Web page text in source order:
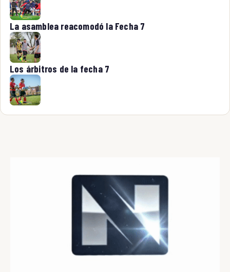
La asamblea reacomodó la Fecha 7
Los árbitros de la fecha 7